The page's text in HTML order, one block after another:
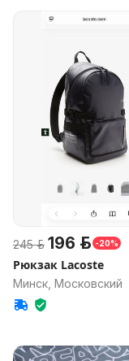
245 р. 196 р. -20%
Рюкзак Lacoste
Минск, Московский